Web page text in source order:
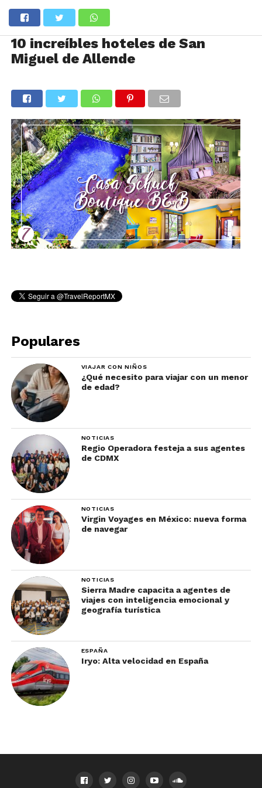
10 increíbles hoteles de San
Miguel de Allende
Populares
VIAJAR CON NIÑOS
¿Qué necesito para viajar con un menor
de edad?
NOTICIAS
Regio Operadora festeja a sus agentes
de CDMX
NOTICIAS
Virgin Voyages en México: nueva forma
de navegar
NOTICIAS
Sierra Madre capacita a agentes de
viajes con inteligencia emocional y
geografía turística
ESPAÑA
Iryo: Alta velocidad en España